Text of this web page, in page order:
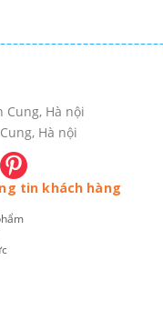
Cung, Hà nội
Hà nội
tin khách hàng